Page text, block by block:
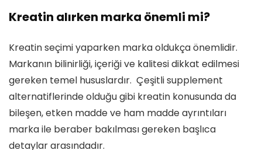
Kreatin alırken marka önemli mi?
Kreatin seçimi yaparken marka oldukça önemlidir.
Markanın bilinirliği, içeriği ve kalitesi dikkat edilmesi
gereken temel hususlardır. Çeşitli supplement
alternatiflerinde olduğu gibi kreatin konusunda da
bileşen, etken madde ve ham madde ayrıntıları
marka ile beraber bakılması gereken başlıca
detaylar arasındadır.